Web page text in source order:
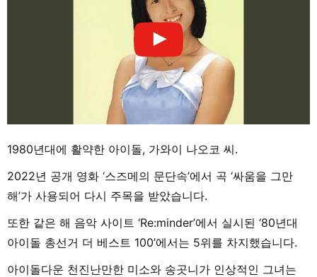
1980년대에 활약한 아이돌, 가와이 나오코 씨.
2022년 공개 영화 ‘스즈메의 문단속’에서 곡 ‘싸움을 그만
해’가 사용되어 다시 주목을 받았습니다.
또한 같은 해 음악 사이트 ‘Re:minder’에서 실시된 ‘80년대
아이돌 총선거 더 베스트 100’에서는 5위를 차지했습니다.
아이돌다운 천진난만한 미소와 송곳니가 인상적인 그녀는